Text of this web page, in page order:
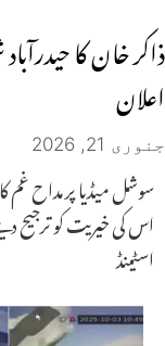
ذاکر خان کا
اعلان
جنوری 21, 2026
سوشل میڈیا پر مداح غم
اس کی خیریت کو ترجیح
اسٹینڈ